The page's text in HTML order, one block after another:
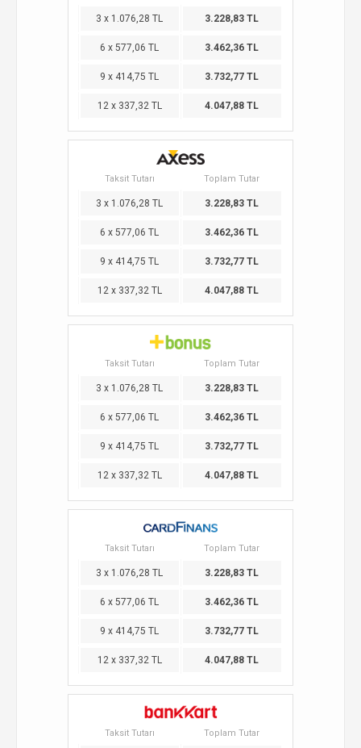
3 x 1.076,28 TL 3.228,83 TL
6 x 577,06 TL 3.462,36 TL
9 x 414,75 TL 3.732,77 TL
12 x 337,32 TL 4.047,88 TL
Taksit Tutarı Toplam Tutar
3 x 1.076,28 TL 3.228,83 TL
6 x 577,06 TL 3.462,36 TL
9 x 414,75 TL 3.732,77 TL
12 x 337,32 TL 4.047,88 TL
Taksit Tutarı Toplam Tutar
3 x 1.076,28 TL 3.228,83 TL
6 x 577,06 TL 3.462,36 TL
9 x 414,75 TL 3.732,77 TL
12 x 337,32 TL 4.047,88 TL
Taksit Tutarı Toplam Tutar
3 x 1.076,28 TL 3.228,83 TL
6 x 577,06 TL 3.462,36 TL
9 x 414,75 TL 3.732,77 TL
12 x 337,32 TL 4.047,88 TL
Taksit Tutarı Toplam Tutar